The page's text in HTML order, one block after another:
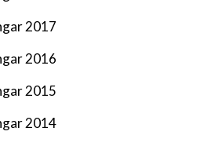
2017
2016
2015
2014